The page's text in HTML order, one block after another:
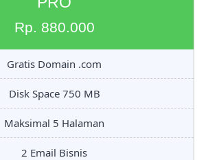
Rp. 880.000
Gratis Domain .com
Disk Space 750 MB
Maksimal 5 Halaman
2 Email Bisnis